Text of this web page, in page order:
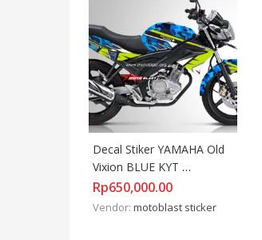
Decal Stiker YAMAHA Old
Vixion BLUE KYT
VENDETTA
Rp650,000.00
Vendor: motoblast sticker